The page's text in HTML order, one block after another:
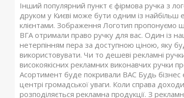
Інший популярний пункт є фірмова ручка з
друком у Києві може бути одним із найбільш
клієнтами. Зображення Логотип пропонуємо
ВГА отримали право ручку для вас. Один із
нетерпінням пера за доступною ціною, яку
використовувати. Чи то дешеві рекламні
високоякісних рекламних виконавчих ручки
Асортимент буде покривали ВАС Будь
центрі громадської уваги. Коли справа
розподіляється рекламна продукції. З